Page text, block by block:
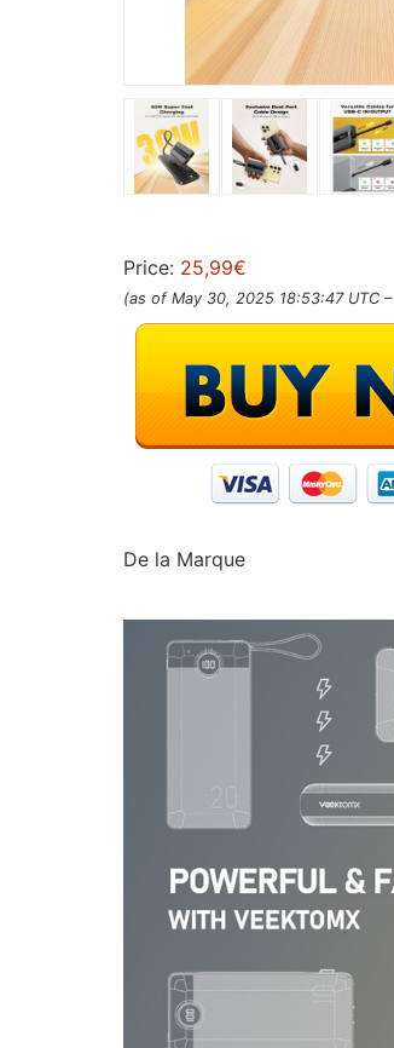
Price: 25,99€
(as of May 30, 2025 18:53:47 UTC –
De la Marque